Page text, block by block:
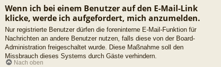
Wenn ich bei einem Benutzer auf den E-Mail-Link
klicke, werde ich aufgefordert, mich anzumelden.
Nur registrierte Benutzer dürfen die foreninterne E-Mail-Funktion für
Nachrichten an andere Benutzer nutzen, falls diese von der Board-
Administration freigeschaltet wurde. Diese Maßnahme soll den
Missbrauch dieses Systems durch Gäste verhindern.
Nach oben